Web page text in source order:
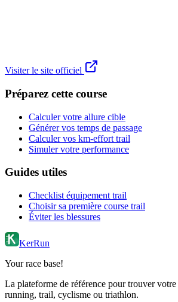
Visiter le site officiel
Préparez cette course
Calculer votre allure cible
Générer vos temps de passage
Calculer vos km-effort trail
Simuler votre performance
Guides utiles
Checklist équipement trail
Choisir sa première course trail
Éviter les blessures
KerRun
Your race base!
La plateforme de référence pour trouver
running, trail, cyclisme ou triathlon.